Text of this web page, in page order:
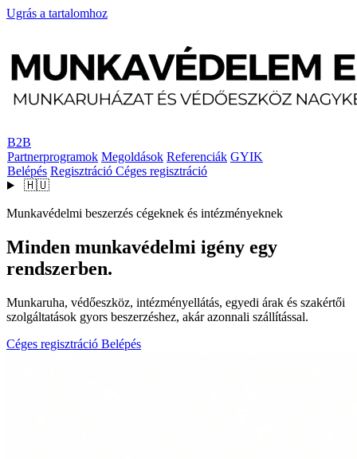
Ugrás a tartalomhoz
B2B
Partnerprogramok Megoldások Referenciák GYIK
Belépés Regisztráció Céges regisztráció
🇭🇺
Munkavédelmi beszerzés cégeknek és intézményeknek
Minden munkavédelmi igény egy
rendszerben.
Munkaruha, védőeszköz, intézményellátás, egyedi árak és szakértői
szolgáltatások gyors beszerzéshez, akár azonnali szállítással.
Céges regisztráció Belépés